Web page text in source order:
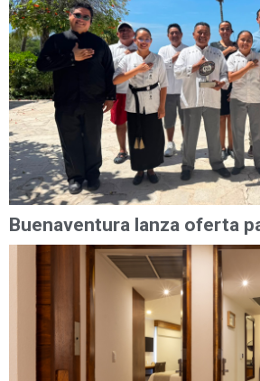
Buenaventura lanza oferta